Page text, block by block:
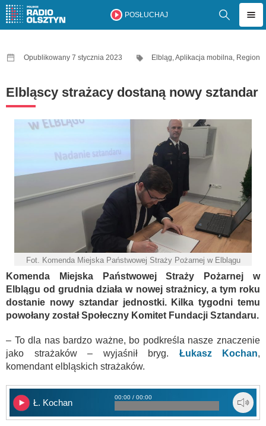
POSŁUCHAJ
Opublikowany 7 stycznia 2023 Elbląg,Aplikacja mobilna, Region
Elbląscy strażacy dostaną nowy sztandar
Fot. Komenda Miejska Państwowej Straży Pożarnej w Elblągu
Komenda Miejska Państwowej Straży Pożarnej w
Elblągu od grudnia działa w nowej strażnicy, a tym roku
dostanie nowy sztandar jednostki. Kilka tygodni temu
powołany został Społeczny Komitet Fundacji Sztandaru.
– To dla nas bardzo ważne, bo podkreśla nasze znaczenie
jako strażaków – wyjaśnił bryg. Łukasz Kochan,
komendant elbląskich strażaków.
Ł. Kochan
00:00 / 00:00